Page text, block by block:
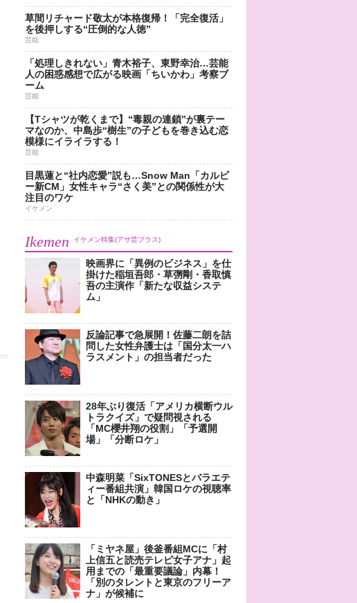
草間リチャード敬太が本格復帰！「完全復活」
を後押しする“圧倒的な人徳”
芸能
「処理しきれない」青木裕子、東野幸治…芸能
人の困惑感想で広がる映画「ちいかわ」考察ブ
ーム
芸能
【Tシャツが乾くまで】“毒親の連鎖”が裏テー
マなのか、中島歩“樹生”の子どもを巻き込む恋
模様にイライラする！
芸能
目黒蓮と“社内恋愛”説も…Snow Man「カルビ
ー新CM」女性キャラ“さく美”との関係性が大
注目のワケ
イケメン
Ikemen イケメン特集(アサ芸プラス)
映画界に「異例のビジネス」を仕
掛けた稲垣吾郎・草彅剛・香取慎
吾の主演作「新たな収益システ
ム」
反論記事で急展開！佐藤二朗を詰
問した女性弁護士は「国分太一ハ
ラスメント」の担当者だった
28年ぶり復活「アメリカ横断ウル
トラクイズ」で疑問視される
「MC櫻井翔の役割」「予選開
場」「分断ロケ」
中森明菜「SixTONESとバラエテ
ィー番組共演」韓国ロケの視聴率
と「NHKの動き」
「ミヤネ屋」後釜番組MCに「村
上信五と読売テレビ女子アナ」起
用までの「最重要議論」内幕！
「別のタレントと東京のフリーア
ナ」が候補に